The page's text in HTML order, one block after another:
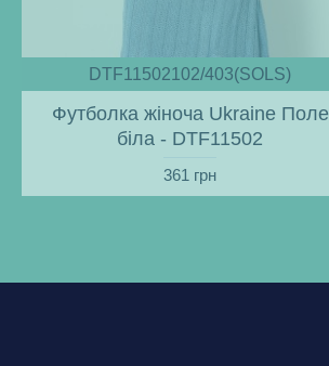
DTF11502102/403(SOLS)
Футболка жіноча Ukraine Поле
біла - DTF11502
361 грн